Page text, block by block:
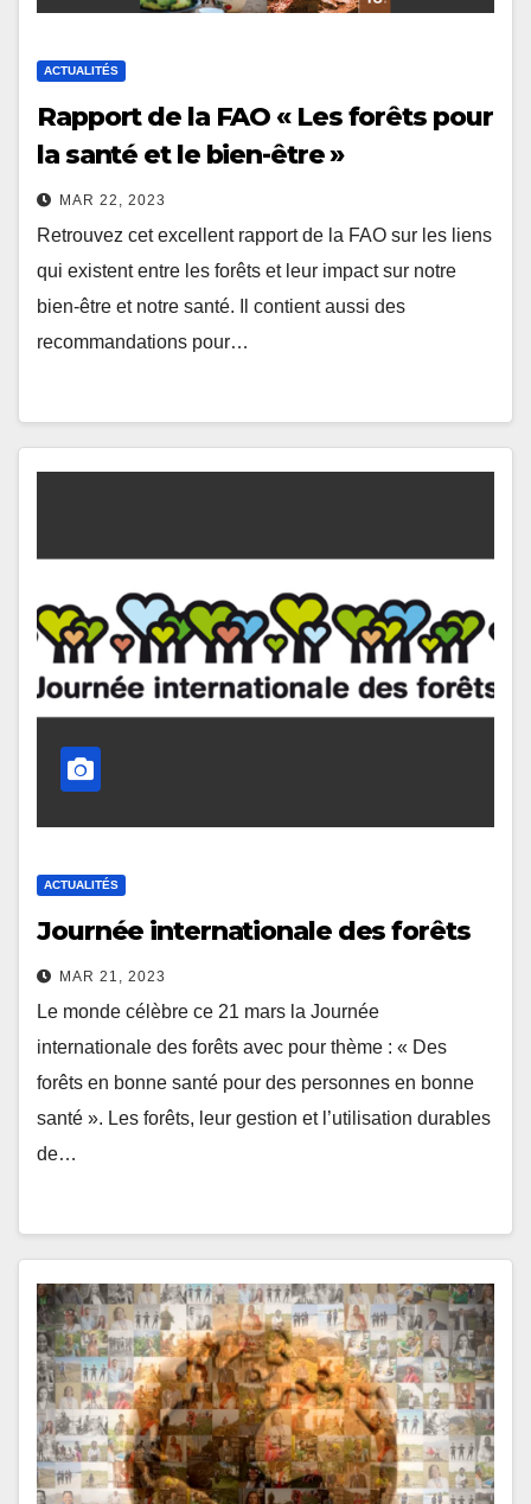
ACTUALITÉS
Rapport de la FAO « Les forêts pour
la santé et le bien-être »
MAR 22, 2023
Retrouvez cet excellent rapport de la FAO sur les liens
qui existent entre les forêts et leur impact sur notre
bien-être et notre santé. Il contient aussi des
recommandations pour…
ACTUALITÉS
Journée internationale des forêts
MAR 21, 2023
Le monde célèbre ce 21 mars la Journée
internationale des forêts avec pour thème : « Des
forêts en bonne santé pour des personnes en bonne
santé ». Les forêts, leur gestion et l’utilisation durables
de…